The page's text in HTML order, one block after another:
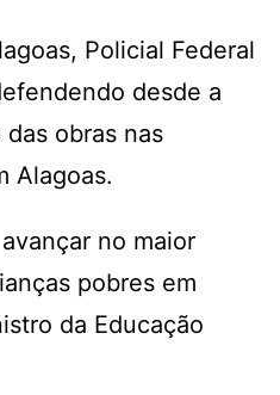
Policial Federal
desde a
obras nas
Alagoas.
no maior
pobres em
da Educação